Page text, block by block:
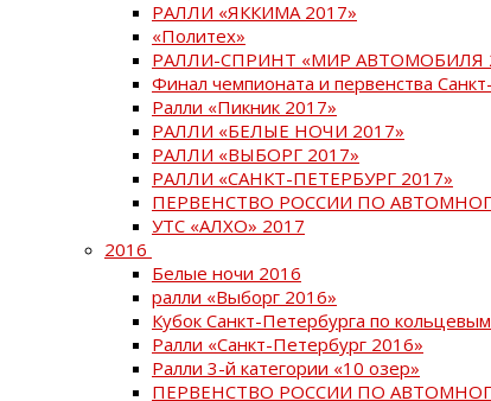
РАЛЛИ «ЯККИМА 2017»
«Политех»
РАЛЛИ-СПРИНТ «МИР АВТОМОБИЛЯ
Финал чемпионата и первенства
Ралли «Пикник 2017»
РАЛЛИ «БЕЛЫЕ НОЧИ 2017»
РАЛЛИ «ВЫБОРГ 2017»
РАЛЛИ «САНКТ-ПЕТЕРБУРГ 2017»
ПЕРВЕНСТВО РОССИИ ПО
УТС «АЛХО» 2017
2016
Белые ночи 2016
ралли «Выборг 2016»
Кубок Санкт-Петербурга по
Ралли «Санкт-Петербург 2016»
Ралли 3-й категории «10 озер»
ПЕРВЕНСТВО РОССИИ ПО